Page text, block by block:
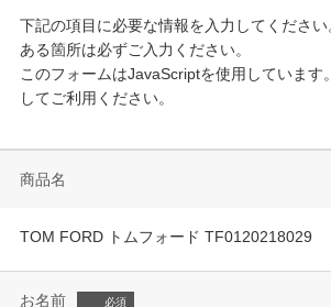
下記の項目に必要な情報を入力してくださ
ある箇所は必ずご入力ください。
このフォームはJavaScriptを使用しています
してご利用ください。
商品名
TOM FORD トムフォード TF0120218029
お名前